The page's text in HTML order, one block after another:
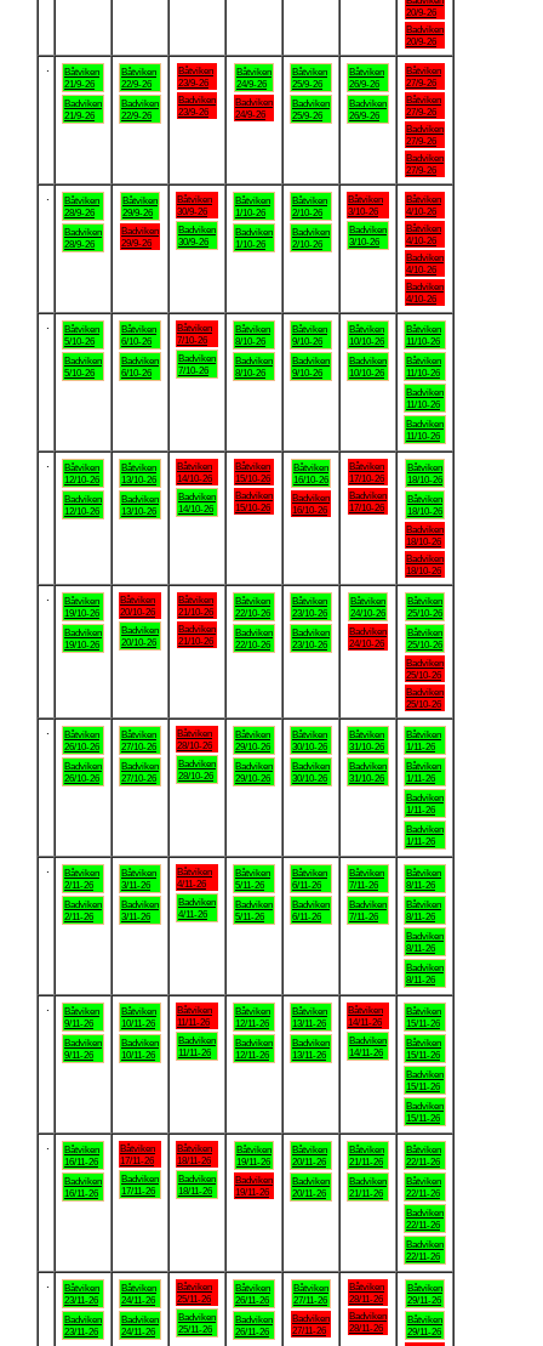
20/9-26
Badviken
20/9-26
Båtviken
21/9-26
Badviken
21/9-26
Båtviken
22/9-26
Badviken
22/9-26
Båtviken
23/9-26
Badviken
23/9-26
Båtviken
24/9-26
Badviken
24/9-26
Båtviken
25/9-26
Badviken
25/9-26
Båtviken
26/9-26
Badviken
26/9-26
Båtviken
27/9-26
Båtviken
27/9-26
Badviken
27/9-26
Badviken
27/9-26
Båtviken
28/9-26
Badviken
28/9-26
Båtviken
29/9-26
Badviken
29/9-26
Båtviken
30/9-26
Badviken
30/9-26
Båtviken
1/10-26
Badviken
1/10-26
Båtviken
2/10-26
Badviken
2/10-26
Båtviken
3/10-26
Badviken
3/10-26
Båtviken
4/10-26
Båtviken
4/10-26
Badviken
4/10-26
Badviken
4/10-26
Båtviken
5/10-26
Badviken
5/10-26
Båtviken
6/10-26
Badviken
6/10-26
Båtviken
7/10-26
Badviken
7/10-26
Båtviken
8/10-26
Badviken
8/10-26
Båtviken
9/10-26
Badviken
9/10-26
Båtviken
10/10-26
Badviken
10/10-26
Båtviken
11/10-26
Båtviken
11/10-26
Badviken
11/10-26
Badviken
11/10-26
Båtviken
12/10-26
Badviken
12/10-26
Båtviken
13/10-26
Badviken
13/10-26
Båtviken
14/10-26
Badviken
14/10-26
Båtviken
15/10-26
Badviken
15/10-26
Båtviken
16/10-26
Badviken
16/10-26
Båtviken
17/10-26
Badviken
17/10-26
Båtviken
18/10-26
Båtviken
18/10-26
Badviken
18/10-26
Badviken
18/10-26
Båtviken
19/10-26
Badviken
19/10-26
Båtviken
20/10-26
Badviken
20/10-26
Båtviken
21/10-26
Badviken
21/10-26
Båtviken
22/10-26
Badviken
22/10-26
Båtviken
23/10-26
Badviken
23/10-26
Båtviken
24/10-26
Badviken
24/10-26
Båtviken
25/10-26
Båtviken
25/10-26
Badviken
25/10-26
Badviken
25/10-26
Båtviken
26/10-26
Badviken
26/10-26
Båtviken
27/10-26
Badviken
27/10-26
Båtviken
28/10-26
Badviken
28/10-26
Båtviken
29/10-26
Badviken
29/10-26
Båtviken
30/10-26
Badviken
30/10-26
Båtviken
31/10-26
Badviken
31/10-26
Båtviken
1/11-26
Båtviken
1/11-26
Badviken
1/11-26
Badviken
1/11-26
Båtviken
2/11-26
Badviken
2/11-26
Båtviken
3/11-26
Badviken
3/11-26
Båtviken
4/11-26
Badviken
4/11-26
Båtviken
5/11-26
Badviken
5/11-26
Båtviken
6/11-26
Badviken
6/11-26
Båtviken
7/11-26
Badviken
7/11-26
Båtviken
8/11-26
Båtviken
8/11-26
Badviken
8/11-26
Badviken
8/11-26
Båtviken
9/11-26
Badviken
9/11-26
Båtviken
10/11-26
Badviken
10/11-26
Båtviken
11/11-26
Badviken
11/11-26
Båtviken
12/11-26
Badviken
12/11-26
Båtviken
13/11-26
Badviken
13/11-26
Båtviken
14/11-26
Badviken
14/11-26
Båtviken
15/11-26
Båtviken
15/11-26
Badviken
15/11-26
Badviken
15/11-26
Båtviken
16/11-26
Badviken
16/11-26
Båtviken
17/11-26
Badviken
17/11-26
Båtviken
18/11-26
Badviken
18/11-26
Båtviken
19/11-26
Badviken
19/11-26
Båtviken
20/11-26
Badviken
20/11-26
Båtviken
21/11-26
Badviken
21/11-26
Båtviken
22/11-26
Båtviken
22/11-26
Badviken
22/11-26
Badviken
22/11-26
Båtviken
23/11-26
Badviken
23/11-26
Båtviken
24/11-26
Badviken
24/11-26
Båtviken
25/11-26
Badviken
25/11-26
Båtviken
26/11-26
Badviken
26/11-26
Båtviken
27/11-26
Badviken
27/11-26
Båtviken
28/11-26
Badviken
28/11-26
Båtviken
29/11-26
Båtviken
29/11-26